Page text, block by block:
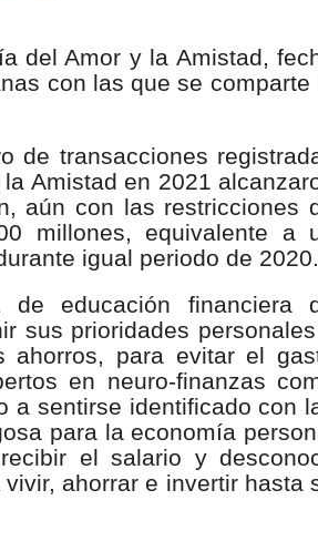
comunitario gracias al
de reasentamiento
contra las inundaciones con
mental, innovación y paz
Gobierno Matiz en el municipio de
al avance de la construcción de 400
El Valle y la nación refuerzan
del Amor y la Amistad,
con las que se comparte
de transacciones
Amistad en 2021
aún con las restricciones
millones, equivalente a
igual periodo de 2020.
de educación financiera
sus prioridades
ahorros, para evitar el
en neuro-finanzas
a sentirse identificado con
para la economía
el salario y
ahorrar e invertir hasta